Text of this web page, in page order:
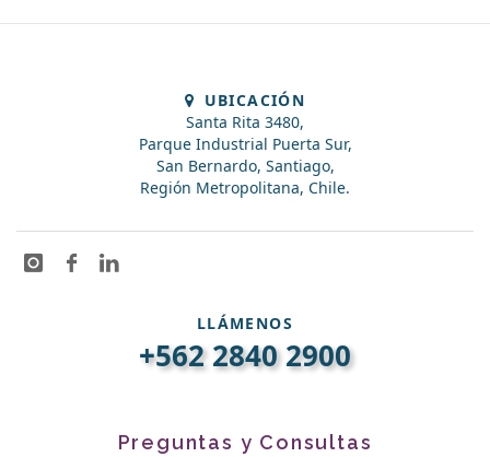
UBICACIÓN
Santa Rita 3480,
Parque Industrial Puerta Sur,
San Bernardo, Santiago,
Región Metropolitana, Chile.
LLÁMENOS
+562 2840 2900
Preguntas y Consultas